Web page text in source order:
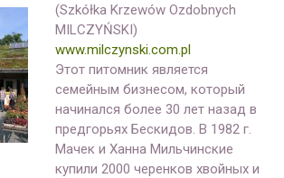
(Szkółka Krzewów Ozdobnych
MILCZYŃSKI)
www.milczynski.com.pl
Этот питомник является
семейным бизнесом, который
начинался более 30 лет назад в
предгорьях Бескидов. В 1982 г.
Мачек и Ханна Мильчинские
купили 2000 черенков хвойных и